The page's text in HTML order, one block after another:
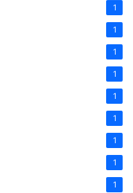
1
1
1
1
1
1
1
1
1